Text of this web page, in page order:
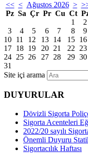
<< < Ağustos 2026 >
Pz Sa Çr Pr Cu Ct
1
2
3
4 5 6 7 8
9
10 11 12 13 14 15 16
17 18 19 20 21 22
23
24 25 26 27 28 29 30
31
Site içi arama
DUYURULAR
Dövizli Sigorta
Sigorta Acenteleri
2022/20 sayılı
Önemli Duyuru
Sigortacılık Haftası